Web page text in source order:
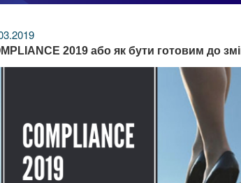
2019 або як бути готовим до